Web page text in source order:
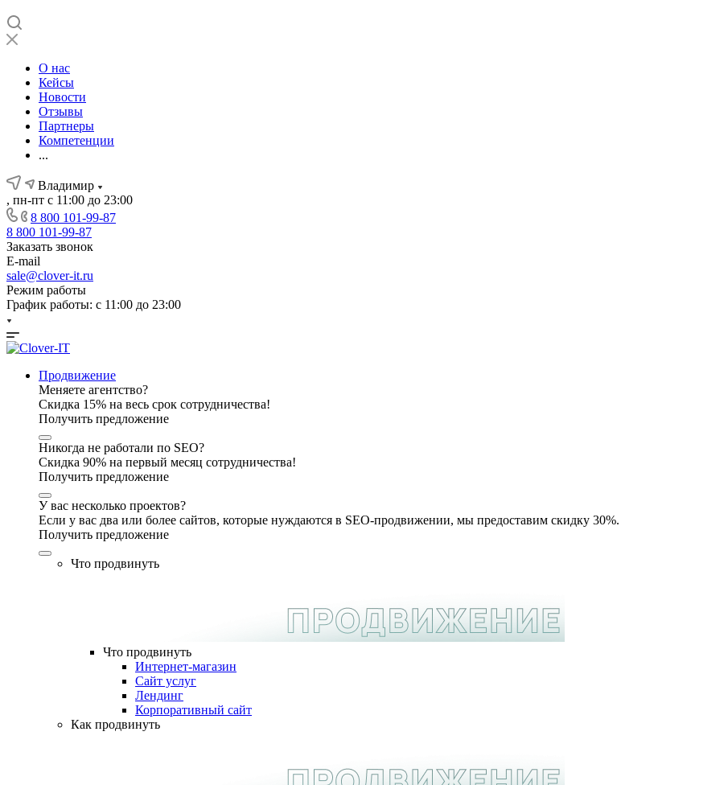
О нас
Кейсы
Новости
Отзывы
Партнеры
Компетенции
...
Владимир
, пн-пт с 11:00 до 23:00
8 800 101-99-87
8 800 101-99-87
Заказать звонок
E-mail
sale@clover-it.ru
Режим работы
График работы: с 11:00 до 23:00
Продвижение
Меняете агентство?
Скидка 15% на весь срок сотрудничества!
Получить предложение
Никогда не работали по SEO?
Скидка 90% на первый месяц сотрудничества!
Получить предложение
У вас несколько проектов?
Если у вас два или более сайтов, которые нуждаются в SEO-продвижении, мы предоставим скидку 30%.
Получить предложение
Что продвинуть
Что продвинуть
Интернет-магазин
Сайт услуг
Лендинг
Корпоративный сайт
Как продвинуть